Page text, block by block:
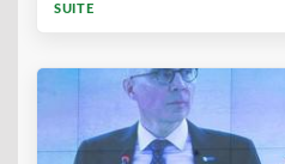
SUITE